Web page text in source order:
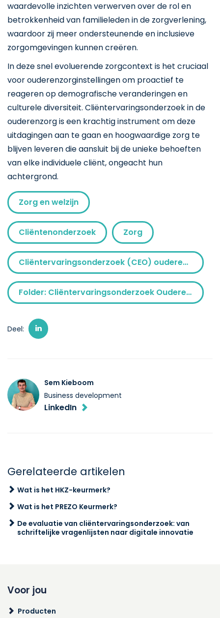
waardevolle inzichten verwerven over de rol en
betrokkenheid van familieleden in de zorgverlening,
waardoor zij meer ondersteunende en inclusieve
zorgomgevingen kunnen creëren.
In deze snel evoluerende zorgcontext is het cruciaal
voor ouderenzorginstellingen om proactief te
reageren op demografische veranderingen en
culturele diversiteit. Cliëntervaringsonderzoek in de
ouderenzorg is een krachtig instrument om deze
uitdagingen aan te gaan en hoogwaardige zorg te
blijven leveren die aansluit bij de unieke behoeften
van elke individuele cliënt, ongeacht hun
achtergrond.
Zorg en welzijn
Cliëntenonderzoek Zorg
Cliëntervaringsonderzoek (CEO) ouderenzorg
Folder: Cliëntervaringsonderzoek Ouderenzorg
Deel:
Sem Kieboom
Business development
LinkedIn
Gerelateerde artikelen
Wat is het HKZ-keurmerk?
Wat is het PREZO Keurmerk?
De evaluatie van cliëntervaringsonderzoek: van
schriftelijke vragenlijsten naar digitale innovatie
Voor jou
Producten